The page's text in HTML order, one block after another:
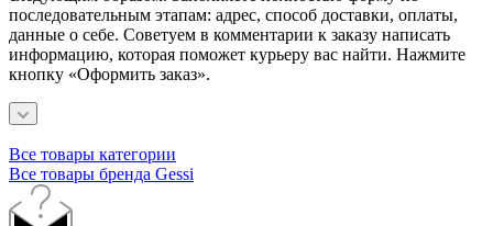
последовательным этапам: адрес, способ доставки, оплаты,
данные о себе. Советуем в комментарии к заказу написать
информацию, которая поможет курьеру вас найти. Нажмите
кнопку «Оформить заказ».
Все товары категории
Все товары бренда Gessi